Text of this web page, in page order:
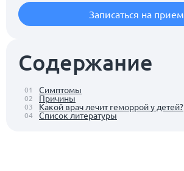
Содержание
01 Симптомы
02 Причины
03 Какой врач лечит геморрой у детей?
04 Список литературы
Записаться на прием